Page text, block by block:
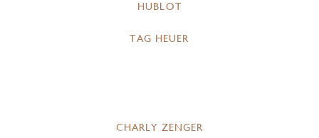
HUBLOT
TAG HEUER
CHARLY ZENGER